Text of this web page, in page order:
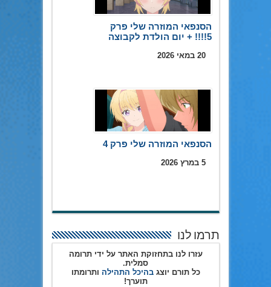
הסנפאי המוזרה שלי פרק
5!!!! + יום הולדת לקבוצה
20 במאי 2026
הסנפאי המוזרה שלי פרק 4
5 במרץ 2026
תרמו לנו
עזרו לנו בתחזוקת האתר על ידי תרומה
סמלית.
כל תורם יוצגבהיכל התהילה ותרומתו
תוערך!